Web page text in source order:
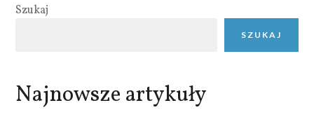
Szukaj
SZUKAJ
Najnowsze artykuły